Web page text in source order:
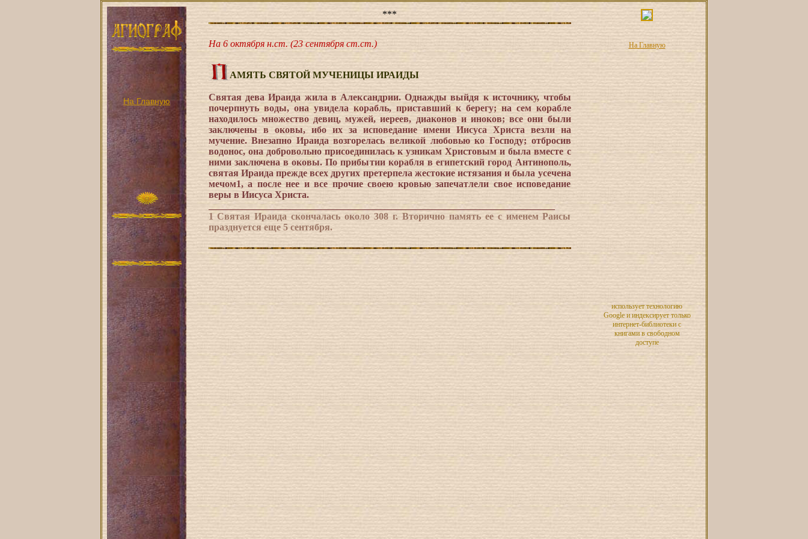
На Главную
***
На 6 октября н.ст. (23 сентября ст.ст.)
АМЯТЬ СВЯТОЙ МУЧЕНИЦЫ ИРАИДЫ
Святая дева Ираида жила в Александрии. Однажды выйдя к источнику, чтобы
почерпнуть воды, она увидела корабль, приставший к берегу; на сем корабле
находилось множество девиц, мужей, иереев, диаконов и иноков; все они были
заключены в оковы, ибо их за исповедание имени Иисуса Христа везли на
мучение. Внезапно Ираида возгорелась великой любовью ко Господу; отбросив
водонос, она добровольно присоединилась к узникам Христовым и была вместе с
ними заключена в оковы. По прибытии корабля в египетский город Антинополь,
святая Ираида прежде всех других претерпела жестокие истязания и была усечена
мечом1, а после нее и все прочие своею кровью запечатлели свое исповедание
веры в Иисуса Христа.
________________________________________________________________________
1 Святая Ираида скончалась около 308 г. Вторично память ее с именем Раисы
празднуется еще 5 сентября.
На Главную
использует технологию
Google и индексирует только
интернет-библиотеки с
книгами в свободном
доступе